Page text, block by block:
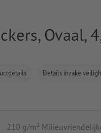
Ovaal,
Details inzake
210 g/m²